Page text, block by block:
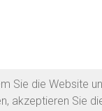
Sie die Website
akzeptieren Sie